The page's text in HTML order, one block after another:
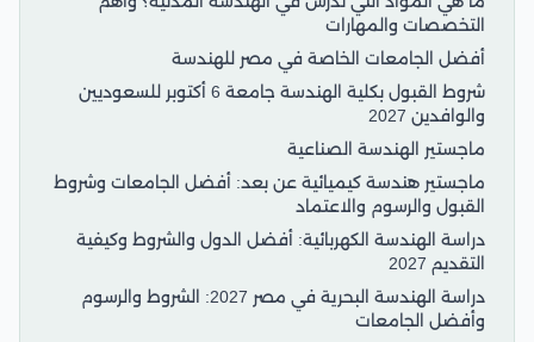
التخصصات والمهارات
أفضل الجامعات الخاصة في مصر للهندسة
شروط القبول بكلية الهندسة جامعة 6 أكتوبر للسعوديين
والوافدين 2027
ماجستير الهندسة الصناعية
ماجستير هندسة كيميائية عن بعد: أفضل الجامعات وشروط
القبول والرسوم والاعتماد
دراسة الهندسة الكهربائية: أفضل الدول والشروط وكيفية
التقديم 2027
دراسة الهندسة البحرية في مصر 2027: الشروط والرسوم
وأفضل الجامعات